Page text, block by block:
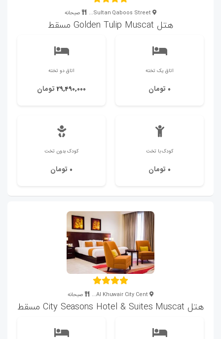
صبحانه
هتل Golden Tulip Muscat مسقط
اتاق یک تخته
0 تومان
اتاق دو تخته
29,490,000 تومان
کودک با تخت
0 تومان
کودک بدون تخت
0 تومان
صبحانه
هتل City Seasons Hotel & Suites Muscat مسقط